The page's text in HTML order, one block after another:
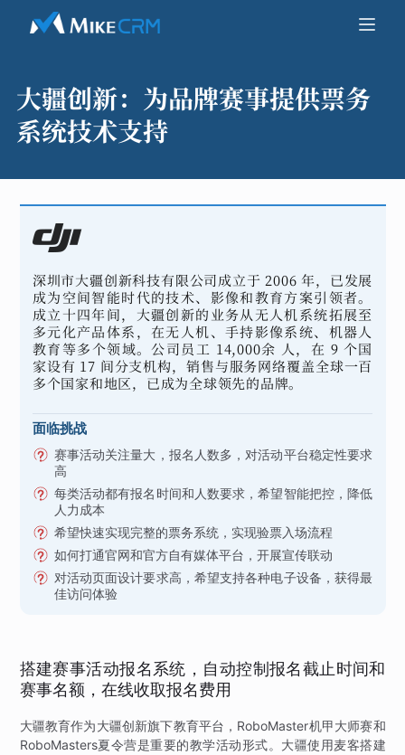
大疆创新： 为品牌赛事提供票务
系统技术支持
深圳市大疆创新科技有限公司成立于 2006 年，已发展
成为空间智能时代的技术、影像和教育方案引领者。
成立十四年间，大疆创新的业务从无人机系统拓展至
多元化产品体系，在无人机、手持影像系统、机器人
教育等多个领域。公司员工 14,000余 人，在 9 个国
家设有 17 间分支机构，销售与服务网络覆盖全球一百
多个国家和地区，已成为全球领先的品牌。
面临挑战
赛事活动关注量大，报名人数多，对活动平台稳定性要求
高
每类活动都有报名时间和人数要求，希望智能把控，降低
人力成本
希望快速实现完整的票务系统，实现验票入场流程
如何打通官网和官方自有媒体平台，开展宣传联动
对活动页面设计要求高，希望支持各种电子设备，获得最
佳访问体验
搭建赛事活动报名系统，自动控制报名截止时间和
赛事名额，在线收取报名费用
大疆教育作为大疆创新旗下教育平台，RoboMaster机甲大师赛和
RoboMasters夏令营是重要的教学活动形式。大疆使用麦客搭建